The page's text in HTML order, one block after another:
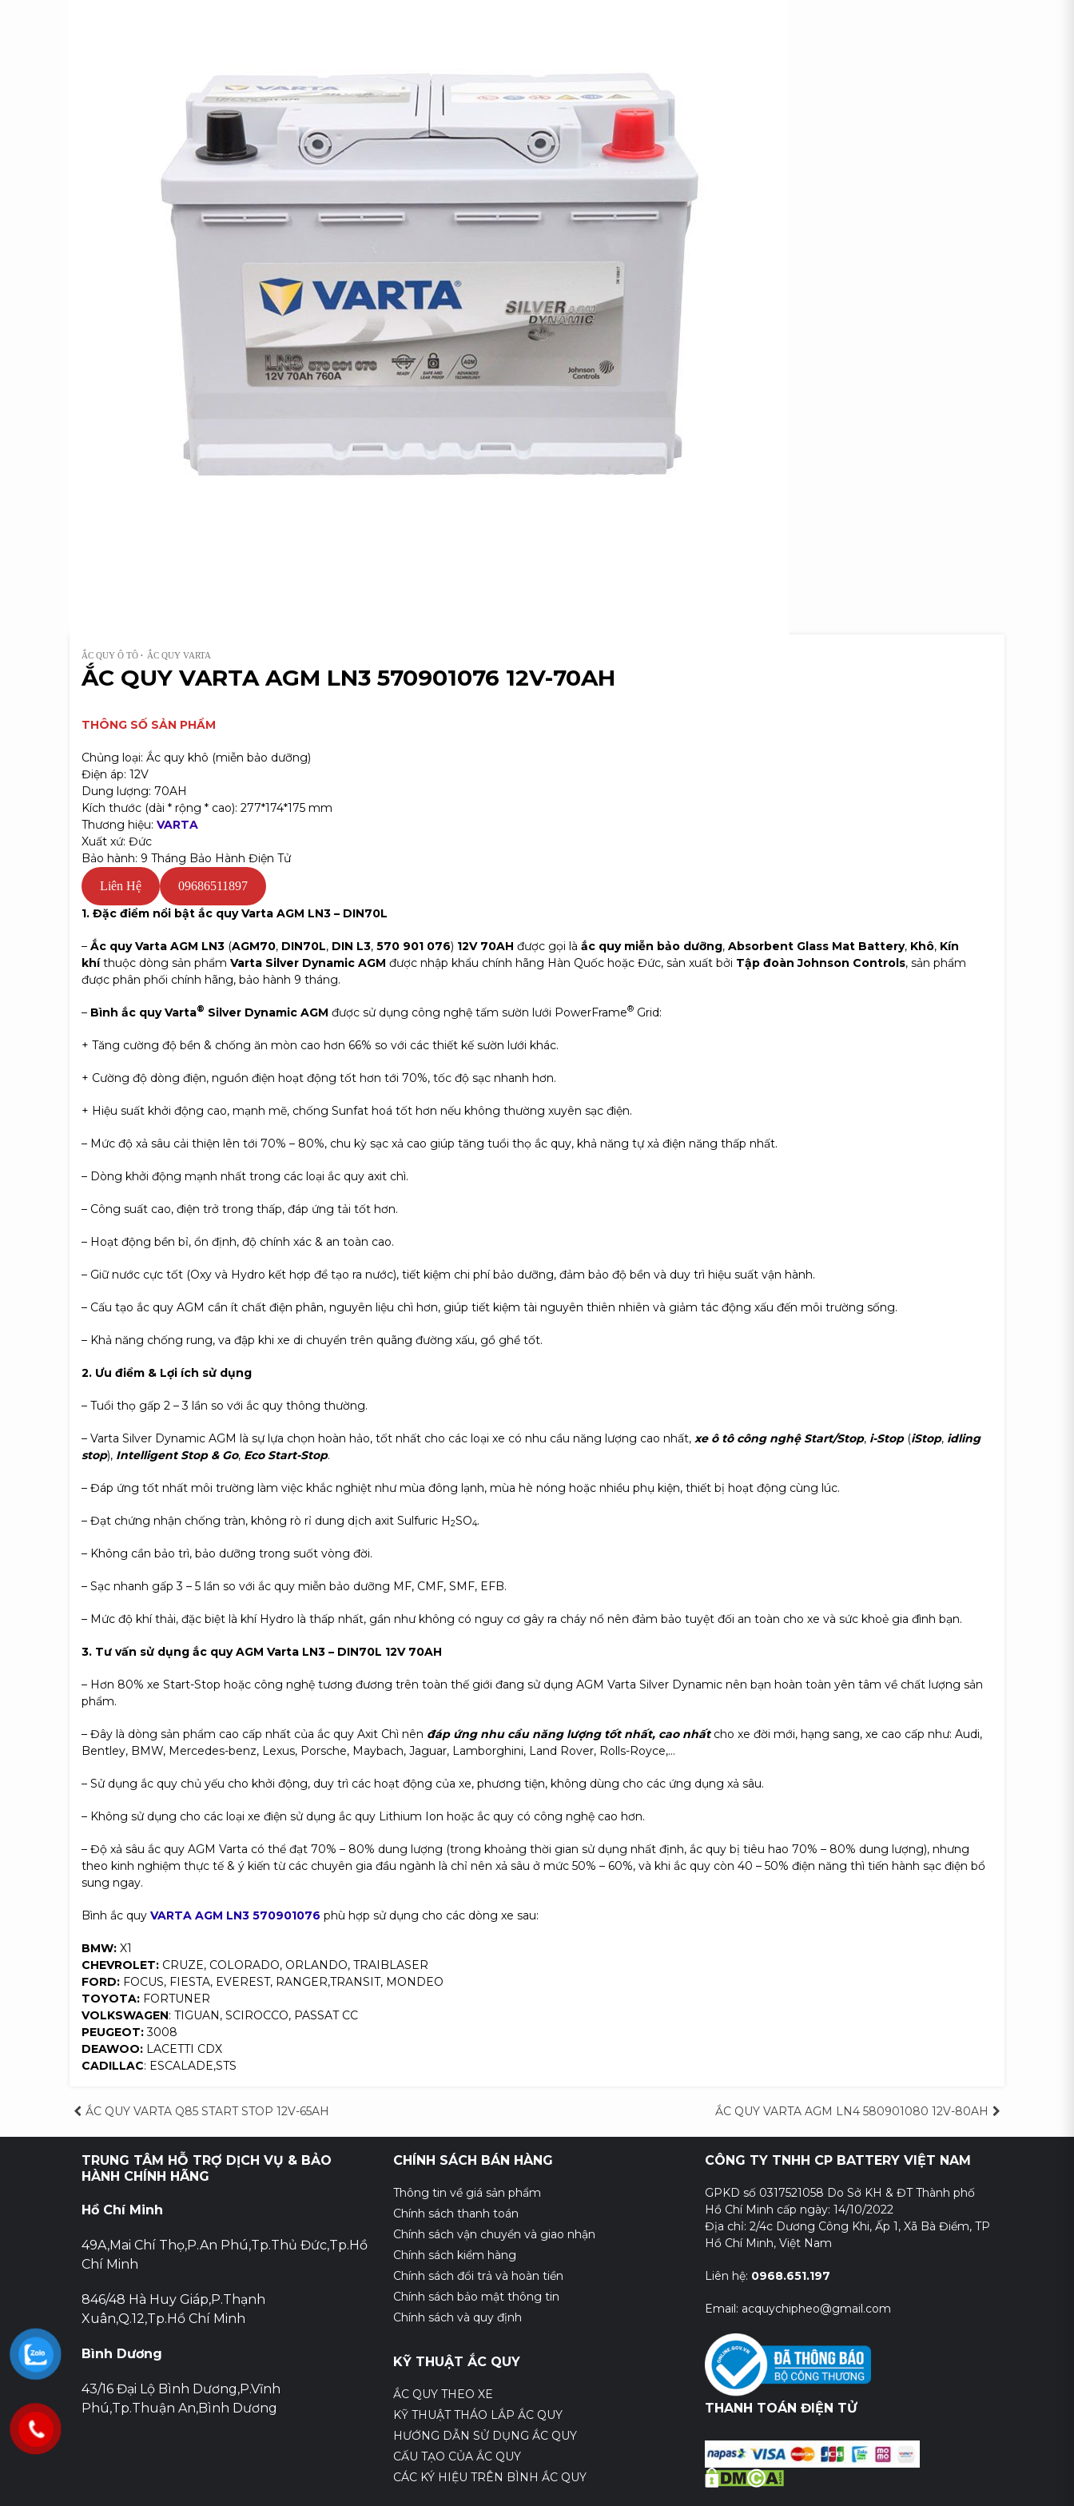
ẮC QUY Ô TÔ ẮC QUY VARTA
ẮC QUY VARTA AGM LN3 570901076 12V-70AH
THÔNG SỐ SẢN PHẨM
Chủng loại: Ắc quy khô (miễn bảo dưỡng)
Điện áp: 12V
Dung lượng: 70AH
Kích thước (dài * rộng * cao): 277*174*175 mm
Thương hiệu: VARTA
Xuất xứ: Đức
Bảo hành: 9 Tháng Bảo Hành Điện Tử
Liên Hệ 09686511897
1. Đặc điểm nổi bật ắc quy Varta AGM LN3 – DIN70L
– Ắc quy Varta AGM LN3 (AGM70, DIN70L, DIN L3, 570 901 076) 12V 70AH được gọi là ắc quy miễn bảo dưỡng, Absorbent Glass Mat Battery, Khô, Kín
khíthuộc dòng sản phẩm Varta Silver Dynamic AGM được nhập khẩu chính hãng Hàn Quốc hoặc Đức, sản xuất bởi Tập đoàn Johnson Controls, sản phẩm
được phân phối chính hãng, bảo hành 9 tháng.
– Bình ắc quy Varta® Silver Dynamic AGM được sử dụng công nghệ tấm sườn lưới PowerFrame® Grid:
+ Tăng cường độ bền & chống ăn mòn cao hơn 66% so với các thiết kế sườn lưới khác.
+ Cường độ dòng điện, nguồn điện hoạt động tốt hơn tới 70%, tốc độ sạc nhanh hơn.
+ Hiệu suất khởi động cao, mạnh mẽ, chống Sunfat hoá tốt hơn nếu không thường xuyên sạc điện.
– Mức độ xả sâu cải thiện lên tới 70% – 80%, chu kỳ sạc xả cao giúp tăng tuổi thọ ắc quy, khả năng tự xả điện năng thấp nhất.
– Dòng khởi động mạnh nhất trong các loại ắc quy axit chì.
– Công suất cao, điện trở trong thấp, đáp ứng tải tốt hơn.
– Hoạt động bền bỉ, ổn định, độ chính xác & an toàn cao.
– Giữ nước cực tốt (Oxy và Hydro kết hợp để tạo ra nước), tiết kiệm chi phí bảo dưỡng, đảm bảo độ bền và duy trì hiệu suất vận hành.
– Cấu tạo ắc quy AGM cần ít chất điện phân, nguyên liệu chì hơn, giúp tiết kiệm tài nguyên thiên nhiên và giảm tác động xấu đến môi trường sống.
– Khả năng chống rung, va đập khi xe di chuyển trên quãng đường xấu, gồ ghề tốt.
2. Ưu điểm & Lợi ích sử dụng
– Tuổi thọ gấp 2 – 3 lần so với ắc quy thông thường.
– Varta Silver Dynamic AGM là sự lựa chọn hoàn hảo, tốt nhất cho các loại xe có nhu cầu năng lượng cao nhất, xe ô tô công nghệ Start/Stop, i-Stop (iStop, idling
stop), Intelligent Stop & Go, Eco Start-Stop.
– Đáp ứng tốt nhất môi trường làm việc khắc nghiệt như mùa đông lạnh, mùa hè nóng hoặc nhiều phụ kiện, thiết bị hoạt động cùng lúc.
– Đạt chứng nhận chống tràn, không rò rỉ dung dịch axit Sulfuric H2SO4.
– Không cần bảo trì, bảo dưỡng trong suốt vòng đời.
– Sạc nhanh gấp 3 – 5 lần so với ắc quy miễn bảo dưỡng MF, CMF, SMF, EFB.
– Mức độ khí thải, đặc biệt là khí Hydro là thấp nhất, gần như không có nguy cơ gây ra cháy nổ nên đảm bảo tuyệt đối an toàn cho xe và sức khoẻ gia đình bạn.
3. Tư vấn sử dụng ắc quy AGM Varta LN3 – DIN70L 12V 70AH
– Hơn 80% xe Start-Stop hoặc công nghệ tương đương trên toàn thế giới đang sử dụng AGM Varta Silver Dynamic nên bạn hoàn toàn yên tâm về chất lượng sản
phẩm.
– Đây là dòng sản phẩm cao cấp nhất của ắc quy Axit Chì nên đáp ứng nhu cầu năng lượng tốt nhất, cao nhấtcho xe đời mới, hạng sang, xe cao cấp như: Audi,
Bentley, BMW, Mercedes-benz, Lexus, Porsche, Maybach, Jaguar, Lamborghini, Land Rover, Rolls-Royce,…
– Sử dụng ắc quy chủ yếu cho khởi động, duy trì các hoạt động của xe, phương tiện, không dùng cho các ứng dụng xả sâu.
– Không sử dụng cho các loại xe điện sử dụng ắc quy Lithium Ion hoặc ắc quy có công nghệ cao hơn.
– Độ xả sâu ắc quy AGM Varta có thể đạt 70% – 80% dung lượng (trong khoảng thời gian sử dụng nhất định, ắc quy bị tiêu hao 70% – 80% dung lượng), nhưng
theo kinh nghiệm thực tế & ý kiến từ các chuyên gia đầu ngành là chỉ nên xả sâu ở mức 50% – 60%, và khi ắc quy còn 40 – 50% điện năng thì tiến hành sạc điện bổ
sung ngay.
Bình ắc quy VARTA AGM LN3 570901076 phù hợp sử dụng cho các dòng xe sau:
BMW: X1
CHEVROLET: CRUZE, COLORADO, ORLANDO, TRAIBLASER
FORD: FOCUS, FIESTA, EVEREST, RANGER,TRANSIT, MONDEO
TOYOTA: FORTUNER
VOLKSWAGEN: TIGUAN, SCIROCCO, PASSAT CC
PEUGEOT:3008
DEAWOO: LACETTI CDX
CADILLAC: ESCALADE,STS
Điều
hướng
bài
viết
ẮC QUY VARTA Q85 START STOP 12V-65AH ẮC QUY VARTA AGM LN4 580901080 12V-80AH
TRUNG TÂM HỖ TRỢ DỊCH VỤ & BẢO
HÀNH CHÍNH HÃNG
Hồ Chí Minh
49A,Mai Chí Thọ,P.An Phú,Tp.Thủ Đức,Tp.Hồ
Chí Minh
846/48 Hà Huy Giáp,P.Thạnh
Xuân,Q.12,Tp.Hồ Chí Minh
Bình Dương
43/16 Đại Lộ Bình Dương,P.Vĩnh
Phú,Tp.Thuận An,Bình Dương
CHÍNH SÁCH BÁN HÀNG
Thông tin về giá sản phẩm
Chính sách thanh toán
Chính sách vận chuyển và giao nhận
Chính sách kiểm hàng
Chính sách đổi trả và hoàn tiền
Chính sách bảo mật thông tin
Chính sách và quy định
KỸ THUẬT ẮC QUY
ẮC QUY THEO XE
KỸ THUẬT THÁO LẮP ẮC QUY
HƯỚNG DẪN SỬ DỤNG ẮC QUY
CẤU TẠO CỦA ẮC QUY
CÁC KÝ HIỆU TRÊN BÌNH ẮC QUY
CÔNG TY TNHH CP BATTERY VIỆT NAM
GPKD số 0317521058 Do Sở KH & ĐT Thành phố
Hồ Chí Minh cấp ngày: 14/10/2022
Địa chỉ: 2/4c Dương Công Khi, Ấp 1, Xã Bà Điểm, TP
Hồ Chí Minh, Việt Nam
Liên hệ: 0968.651.197
Email: acquychipheo@gmail.com
THANH TOÁN ĐIỆN TỬ